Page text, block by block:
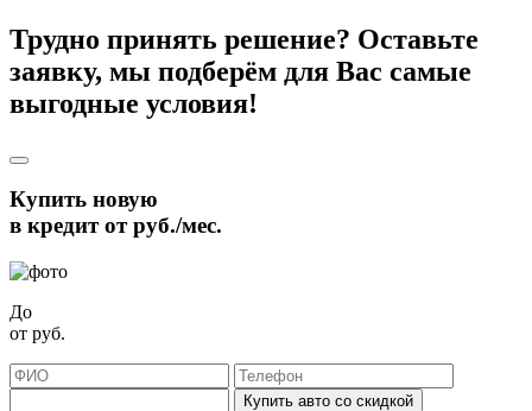
Трудно принять решение? Оставьте
заявку, мы подберём для Вас самые
выгодные условия!
Купить новую
в кредит отруб./мес.
До
от руб.
Купить авто со скидкой